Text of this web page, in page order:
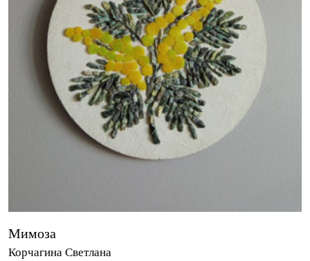
Мимоза
Корчагина Светлана